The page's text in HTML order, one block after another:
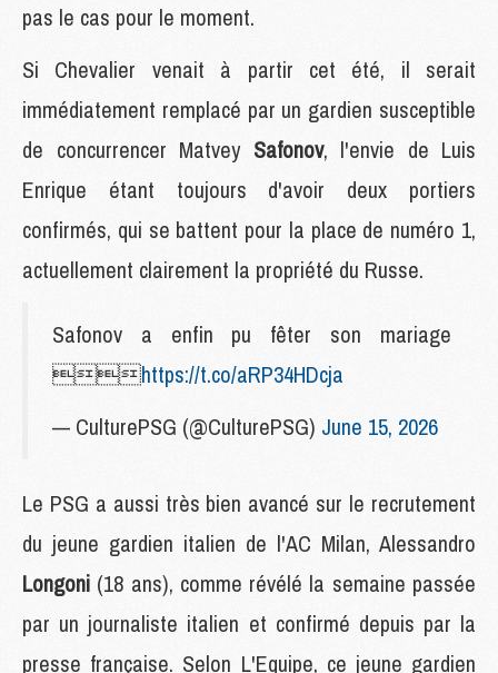
pas le cas pour le moment.
Si Chevalier venait à partir cet été, il serait
immédiatement remplacé par un gardien susceptible
de concurrencer Matvey Safonov, l'envie de Luis
Enrique étant toujours d'avoir deux portiers
confirmés, qui se battent pour la place de numéro 1,
actuellement clairement la propriété du Russe.
Safonov a enfin pu fêter son mariage
https://t.co/aRP34HDcja
— CulturePSG (@CulturePSG) June 15, 2026
Le PSG a aussi très bien avancé sur le recrutement
du jeune gardien italien de l'AC Milan, Alessandro
Longoni (18 ans), comme révélé la semaine passée
par un journaliste italien et confirmé depuis par la
presse française. Selon L'Equipe, ce jeune gardien